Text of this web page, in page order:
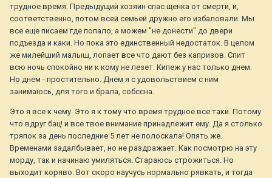
трудное время. Предыдущий хозяин спас щенка от смерти, и,
соответственно, потом всей семьей дружно его избаловали. Мы
все еще писаем где попало, а можем "не донести" до двери
подъезда и каки. Но пока это единственный недостаток. В целом
же милейший малыш, лопает все что дают без капризов. Спит
всю ночь спокойно ни к кому не лезет. Кипеж у нас только днем.
Но днем - простительно. Днем я с удовольствием с ним
занимаюсь, для того и брала, собссна.
Это я все к чему. Это я к тому что время трудное все таки. Потому
что вдруг бац! и все твое внимание принадлежит ему. Да я столько
тряпок за день последние 5 лет не полоскала! Опять же.
Временами задалбывает, но не раздражает. Как посмотрю на эту
морду, так и начинаю умиляться. Стараюсь строжиться. Но
выходит коряво. Вот скоро научусь нормально рявкать, и тогда